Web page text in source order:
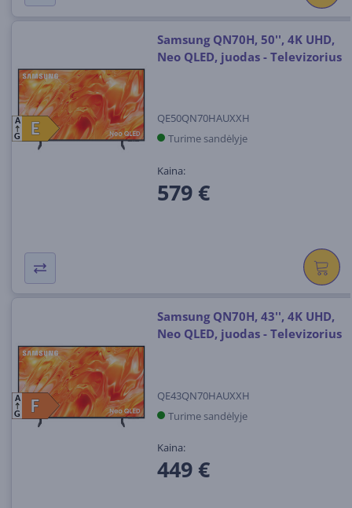
E
E
A
G
Samsung QN70H, 50'', 4K UHD,
Neo QLED, juodas - Televizorius
QE50QN70HAUXXH
Turime sandėlyje
Kaina:
579 €
F
F
A
G
Samsung QN70H, 43'', 4K UHD,
Neo QLED, juodas - Televizorius
QE43QN70HAUXXH
Turime sandėlyje
Kaina:
449 €